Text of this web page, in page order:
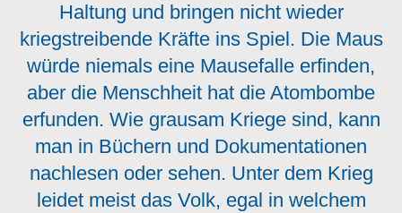
Haltung und bringen nicht wieder
kriegstreibende Kräfte ins Spiel. Die Maus
würde niemals eine Mausefalle erfinden,
aber die Menschheit hat die Atombombe
erfunden. Wie grausam Kriege sind, kann
man in Büchern und Dokumentationen
nachlesen oder sehen. Unter dem Krieg
leidet meist das Volk, egal in welchem